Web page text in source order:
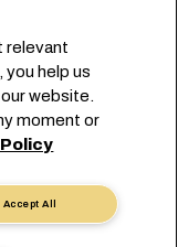
relevant
help us
website.
moment or
Accept All